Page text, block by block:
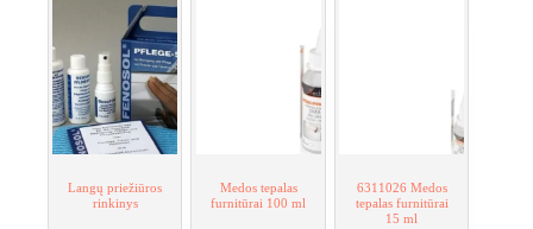
Langų priežiūros
rinkinys
Medos tepalas
furnitūrai 100 ml
6311026 Medos
tepalas furnitūrai
15 ml